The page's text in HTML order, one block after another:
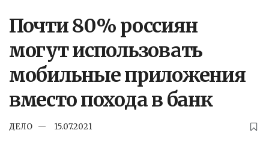
Почти 80% россиян
могут использовать
мобильные приложения
вместо похода в банк
ДЕЛО 15.07.2021